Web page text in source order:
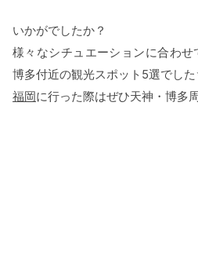
いかがでしたか？
様々なシチュエーションに合わせ
博多付近の観光スポット5選でし
福岡に行った際はぜひ天神・博多